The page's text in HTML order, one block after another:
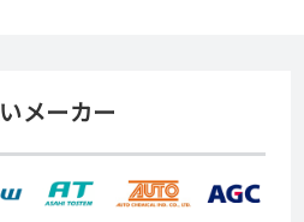
メーカー